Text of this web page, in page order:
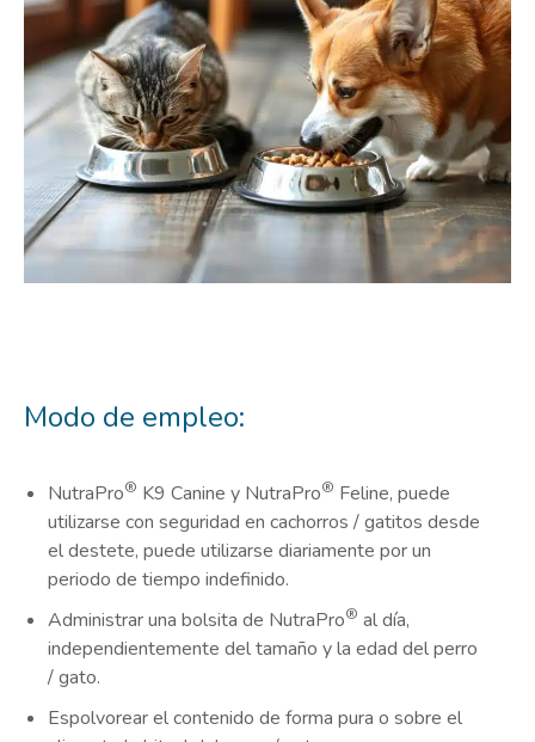
Modo de empleo:
NutraPro® K9 Canine y NutraPro® Feline, puede
utilizarse con seguridad en cachorros / gatitos desde
el destete, puede utilizarse diariamente por un
periodo de tiempo indefinido.
Administrar una bolsita de NutraPro® al día,
independientemente del tamaño y la edad del perro
/ gato.
Espolvorear el contenido de forma pura o sobre el